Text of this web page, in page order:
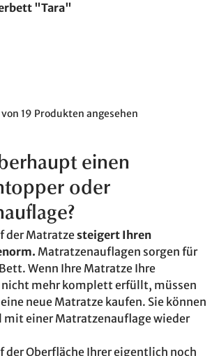
"Tara"
von 19 Produkten angesehen
einen
oder
der Matratzesteigert Ihren
Matratzenauflagen sorgen für
Wenn Ihre Matratze Ihre
mehr komplett erfüllt, müssen
neue Matratze kaufen. Sie können
mit einer Matratzenauflage wieder
der Oberfläche Ihrer eigentlich noch